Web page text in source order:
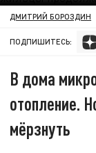
ДМИТРИЙ БОРОЗДИН
ПОДПИШИТЕСЬ:
В дома
отопление.
мёрзнуть